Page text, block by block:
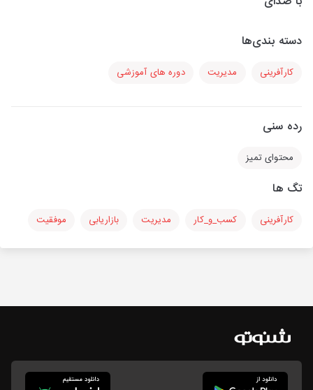
دسته بندی‌ها
کارآفرینی مدیریت دوره های آموزشی
رده سنی
محتوای تمیز
تگ ها
کارآفرینی کسب_و_کار مدیریت بازاریابی موفقیت